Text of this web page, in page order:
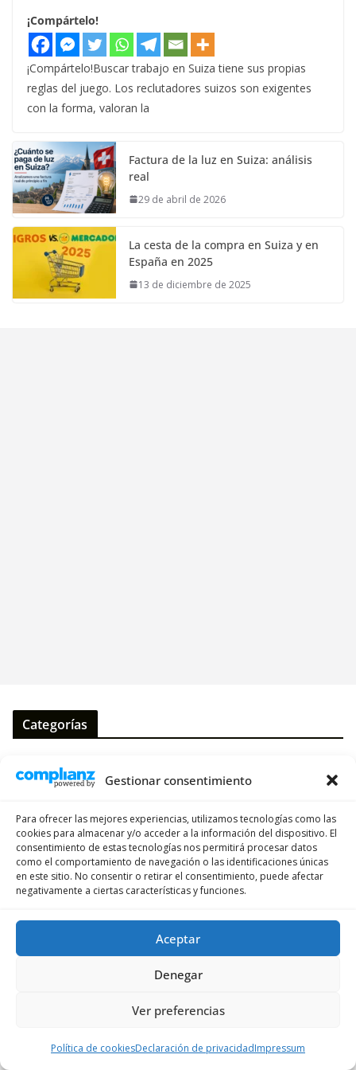
Gestionar consentimiento
Para ofrecer las mejores experiencias, utilizamos tecnologías como las
cookies para almacenar y/o acceder a la información del dispositivo. El
consentimiento de estas tecnologías nos permitirá procesar datos
como el comportamiento de navegación o las identificaciones únicas
en este sitio. No consentir o retirar el consentimiento, puede afectar
negativamente a ciertas características y funciones.
Aceptar
Denegar
Ver preferencias
Política de cookiesDeclaración de privacidadImpressum
¡Compártelo!
¡Compártelo!Buscar trabajo en Suiza tiene sus propias
reglas del juego. Los reclutadores suizos son exigentes
con la forma, valoran la
Factura de la luz en Suiza: análisis
real
29 de abril de 2026
La cesta de la compra en Suiza y en
España en 2025
13 de diciembre de 2025
Categorías
Esquiar en Suiza
Navajas
Noticias
Ofertas y promociones
Seguro médico